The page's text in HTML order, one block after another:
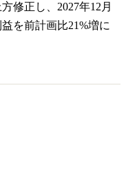
修正し、2027年12月
を前計画比21%増に